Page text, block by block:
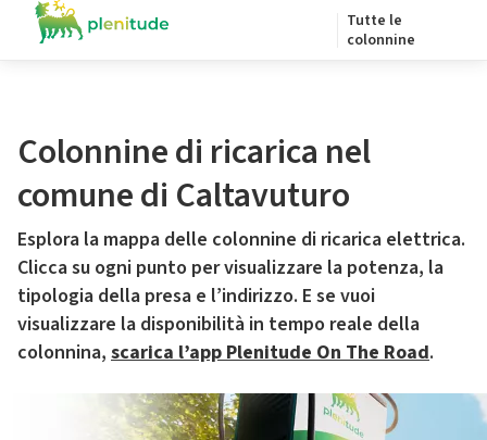
Tutte le
colonnine
Colonnine di ricarica nel
comune di Caltavuturo
Esplora la mappa delle colonnine di ricarica elettrica.
Clicca su ogni punto per visualizzare la potenza, la
tipologia della presa e l’indirizzo. E se vuoi
visualizzare la disponibilità in tempo reale della
colonnina, scarica l’app Plenitude On The Road.